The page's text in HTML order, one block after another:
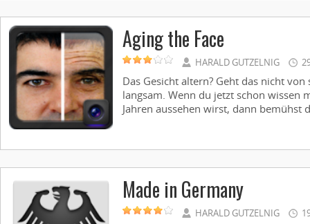
Aging the Face
HARALD GUTZELNIG
Das Gesicht altern? Geht das nicht von
langsam. Wenn du jetzt schon wissen
Jahren aussehen wirst, dann bemühst
Made in Germany
HARALD GUTZELNIG